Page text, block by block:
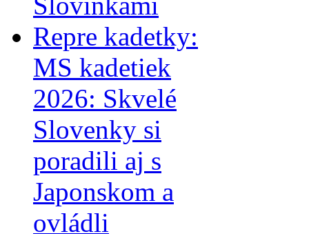
Repre kadetky:
MS kadetiek
2026: Skvelé
Slovenky si
poradili aj s
Japonskom a
ovládli